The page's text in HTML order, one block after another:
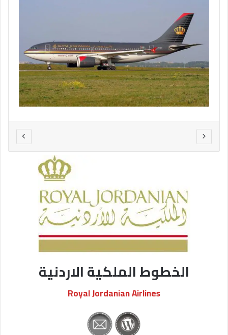
الخطوط الملكية الاردنية
Royal Jordanian Airlines